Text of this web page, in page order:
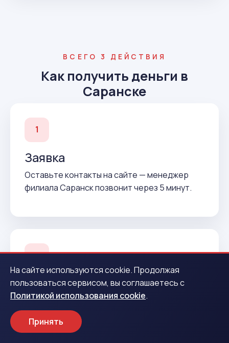
ВСЕГО 3 ДЕЙСТВИЯ
Как получить деньги в
Саранске
1
Заявка
Оставьте контакты на сайте — менеджер
филиала Саранск позвонит через 5 минут.
2
Подтверждение
Согласуем условия и подготовим договор до
вашего приезда.
На сайте используются cookie. Продолжая
пользоваться сервисом, вы соглашаетесь с
Политикой использования cookie.
Принять